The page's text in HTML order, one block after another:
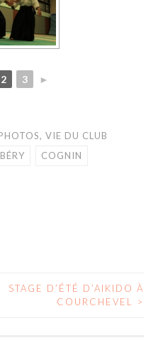
2 3 ►
, VIE DU CLUB
COGNIN
STAGE D’ÉTÉ D’AIKIDO À
COURCHEVEL
>